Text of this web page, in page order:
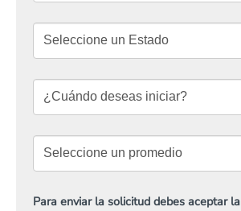
Para enviar la solicitud debes aceptar la